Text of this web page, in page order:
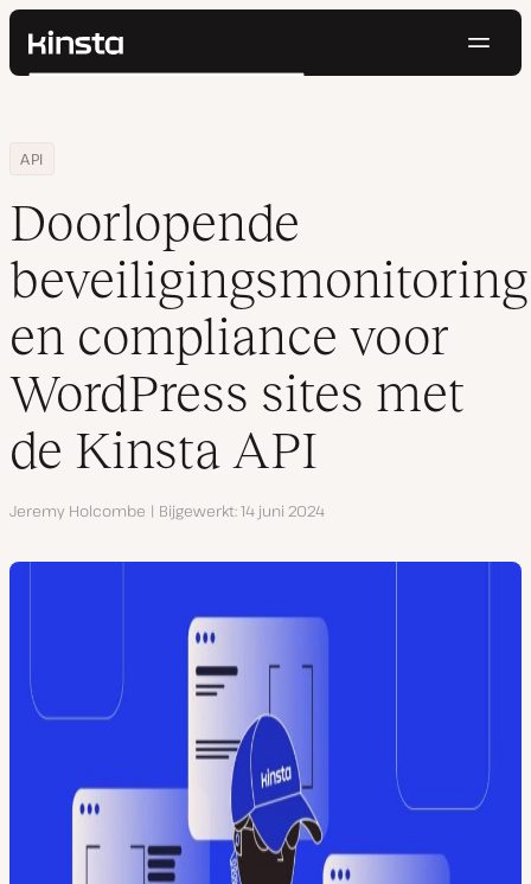
Kinsta®
Contact
Zoeken
Home
Hulpbronnen
Blog
API
Doorlopende beveiligingsmonitoring en compliance voor
Doorlopende
beveiligingsmonitoring
en compliance voor
WordPress sites met
de Kinsta API
Auteur
Jeremy Holcombe Bijgewerkt 14 juni 2024